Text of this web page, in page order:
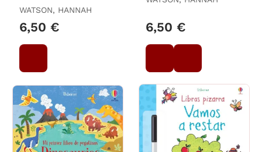
WATSON, HANNAH
6,50 € 6,50 €